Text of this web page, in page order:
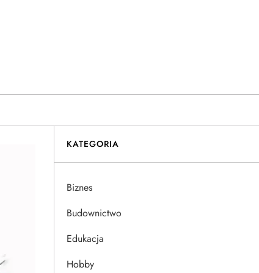
KATEGORIA
Biznes
Budownictwo
Edukacja
Hobby